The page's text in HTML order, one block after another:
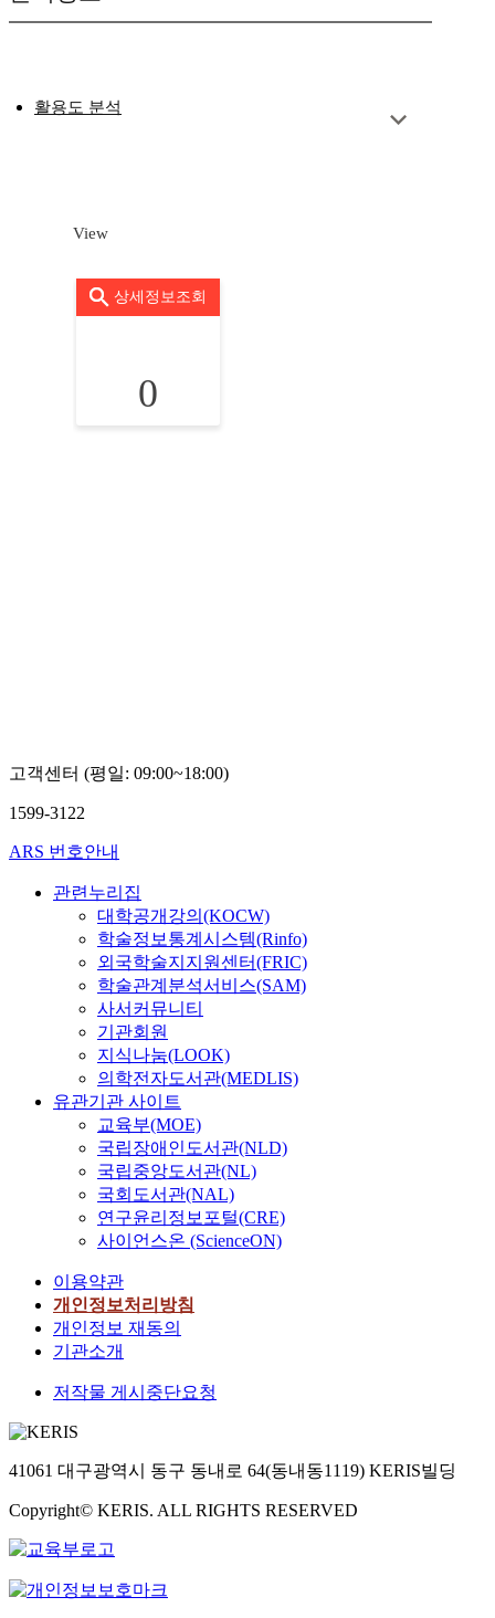
활용도 분석
View
상세정보조회
0
고객센터 (평일: 09:00~18:00)
1599-3122
ARS 번호안내
관련누리집
대학공개강의(KOCW)
학술정보통계시스템(Rinfo)
외국학술지지원센터(FRIC)
학술관계분석서비스(SAM)
사서커뮤니티
기관회원
지식나눔(LOOK)
의학전자도서관(MEDLIS)
유관기관 사이트
교육부(MOE)
국립장애인도서관(NLD)
국립중앙도서관(NL)
국회도서관(NAL)
연구윤리정보포털(CRE)
사이언스온 (ScienceON)
이용약관
개인정보처리방침
개인정보 재동의
기관소개
저작물 게시중단요청
41061 대구광역시 동구 동내로 64(동내동1119) KERIS빌딩
Copyright© KERIS. ALL RIGHTS RESERVED